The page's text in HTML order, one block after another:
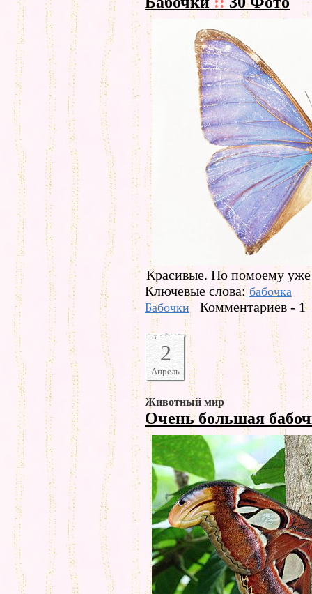
Красивые. Но помоему
Ключевые слова: бабочка
Бабочки
Комментариев - 1
2
Апрель
Животный мир
Очень большая